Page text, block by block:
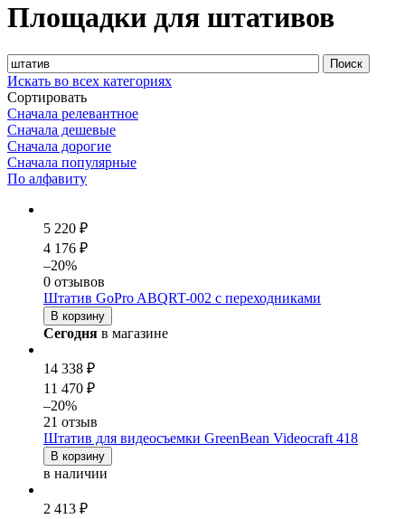
Площадки для штативов
Искать во всех категориях
Сортировать
Сначала релевантное
Сначала дешевые
Сначала дорогие
Сначала популярные
По алфавиту
5 220 ₽
4 176 ₽
–20%
0 отзывов
Штатив GoPro ABQRT-002 с переходниками
В корзину
Сегодня в магазине
14 338 ₽
11 470 ₽
–20%
21 отзыв
Штатив для видеосъемки GreenBean Videocraft 418
В корзину
в наличии
2 413 ₽